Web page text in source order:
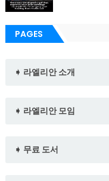
PAGES
➧ 라엘리안 소개
➧ 라엘리안 모임
➧ 무료 도서